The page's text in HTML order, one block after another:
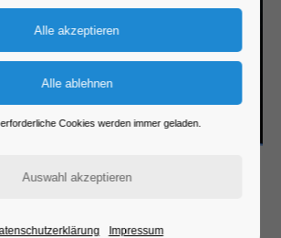
Cookies werden immer geladen.
Impressum